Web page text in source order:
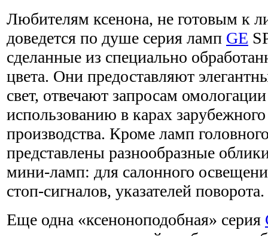
Любителям ксенона, не готовым к
доведется по душе серия ламп GE
сделанные из специально
цвета. Они предоставляют
свет, отвечают запросам
использованию в карах
производства. Кроме ламп
представлены разнообразные
мини-ламп: для салонного
стоп-сигналов, указателей поворота.
Еще одна «ксеноноподобная» серия